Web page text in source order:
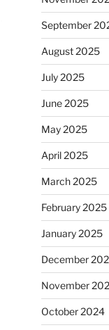
September
August 2025
July 2025
June 2025
May 2025
April 2025
March 2025
February 2025
January 2025
December
November
October 2024